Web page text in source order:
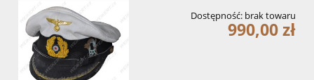
Dostępność: brak towaru
990,00 zł